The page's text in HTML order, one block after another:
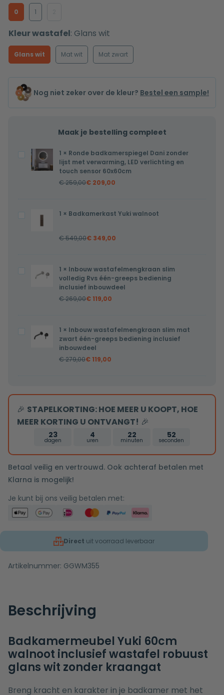
0 1
Kleur wastafel: Glans wit
Glans wit Mat wit Mat zwart
Nog niet zeker over de kleur? Bestel een sample!
Maak je bestelling compleet
Ronde
badkamerspiegel
met
verwarming,
touch
1 × Ronde badkamerspiegel Dani zonder
lijst met verwarming, LED verlichting en
touch sensor 60x60cm
€259,00€ 209,00
Badkamerkast
1 × Badkamerkast Yuki walnoot
€549,00€ 349,00
Inbouw
wastafelmengkraan
één-
bediening
1 × Inbouw wastafelmengkraan slim
volledig Rvs één-greeps bediening
inclusief inbouwdeel
€269,00€ 119,00
Inbouw
wastafelmengkraan
één-
greeps
bediening
inclusief
inbouwdeel
1 × Inbouw wastafelmengkraan slim mat
zwart één-greeps bediening inclusief
inbouwdeel
€279,00€ 119,00
🎉 STAPELKORTING: HOE MEER U KOOPT, HOE
MEER KORTING U ONTVANGT! 🎉
23
dagen
4
uren
22
minuten
51
seconden
Betaal veilig en vertrouwd. Ook achteraf betalen met
Klarna is mogelijk!
Je kunt bij ons veilig betalen met:
Direct uit voorraad leverbaar
Artikelnummer: GGWM355
Beschrijving
Badkamermeubel Yuki 60cm
walnoot inclusief wastafel robuust
glans wit zonder kraangat
Breng kracht en karakter in je badkamer met het